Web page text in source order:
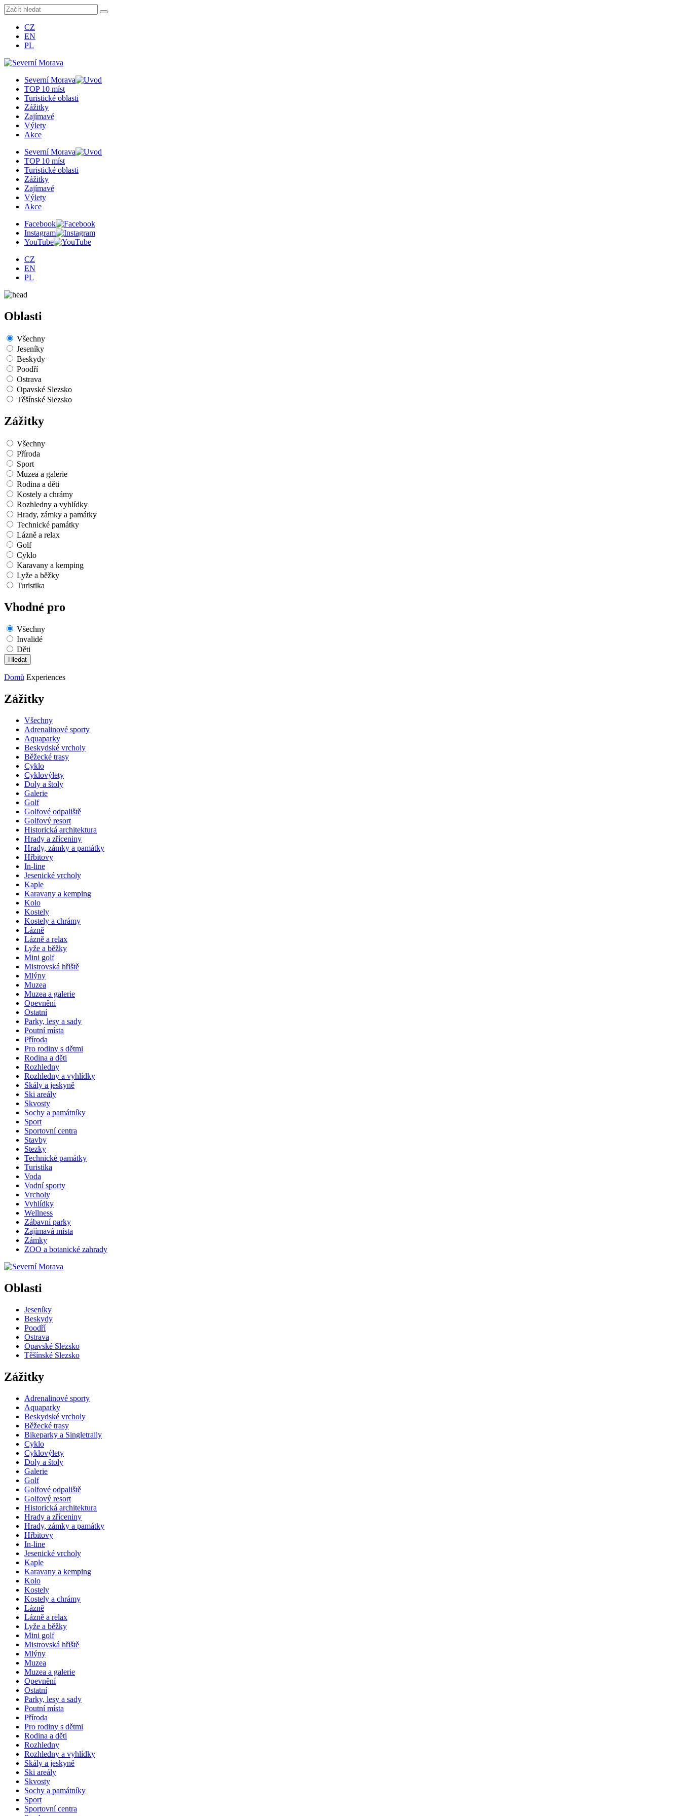
CZ
EN
PL
Severní Morava
TOP 10 míst
Turistické oblasti
Zážitky
Zajímavé
Výlety
Akce
Severní Morava
TOP 10 míst
Turistické oblasti
Zážitky
Zajímavé
Výlety
Akce
Facebook
Instagram
YouTube
CZ
EN
PL
Oblasti
Všechny
Jeseníky
Beskydy
Poodří
Ostrava
Opavské Slezsko
Těšínské Slezsko
Zážitky
Všechny
Příroda
Sport
Muzea a galerie
Rodina a děti
Kostely a chrámy
Rozhledny a vyhlídky
Hrady, zámky a památky
Technické památky
Lázně a relax
Golf
Cyklo
Karavany a kemping
Lyže a běžky
Turistika
Vhodné pro
Všechny
Invalidé
Děti
Domů Experiences
Zážitky
Všechny
Adrenalinové sporty
Aquaparky
Beskydské vrcholy
Běžecké trasy
Cyklo
Cyklovýlety
Doly a štoly
Galerie
Golf
Golfové odpaliště
Golfový resort
Historická architektura
Hrady a zříceniny
Hrady, zámky a památky
Hřbitovy
In-line
Jesenické vrcholy
Kaple
Karavany a kemping
Kolo
Kostely
Kostely a chrámy
Lázně
Lázně a relax
Lyže a běžky
Mini golf
Mistrovská hřiště
Mlýny
Muzea
Muzea a galerie
Opevnění
Ostatní
Parky, lesy a sady
Poutní místa
Příroda
Pro rodiny s dětmi
Rodina a děti
Rozhledny
Rozhledny a vyhlídky
Skály a jeskyně
Ski areály
Skvosty
Sochy a památníky
Sport
Sportovní centra
Stavby
Stezky
Technické památky
Turistika
Voda
Vodní sporty
Vrcholy
Vyhlídky
Wellness
Zábavní parky
Zajímavá místa
Zámky
ZOO a botanické zahrady
Oblasti
Jeseníky
Beskydy
Poodří
Ostrava
Opavské Slezsko
Těšínské Slezsko
Zážitky
Adrenalinové sporty
Aquaparky
Beskydské vrcholy
Běžecké trasy
Bikeparky a Singletraily
Cyklo
Cyklovýlety
Doly a štoly
Galerie
Golf
Golfové odpaliště
Golfový resort
Historická architektura
Hrady a zříceniny
Hrady, zámky a památky
Hřbitovy
In-line
Jesenické vrcholy
Kaple
Karavany a kemping
Kolo
Kostely
Kostely a chrámy
Lázně
Lázně a relax
Lyže a běžky
Mini golf
Mistrovská hřiště
Mlýny
Muzea
Muzea a galerie
Opevnění
Ostatní
Parky, lesy a sady
Poutní místa
Příroda
Pro rodiny s dětmi
Rodina a děti
Rozhledny
Rozhledny a vyhlídky
Skály a jeskyně
Ski areály
Skvosty
Sochy a památníky
Sport
Sportovní centra